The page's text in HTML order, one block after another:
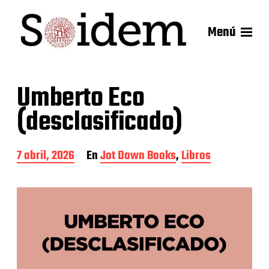
Menú
Umberto Eco
(desclasificado)
F
e
h
7 abril, 2026 EnJot Down Books,Libros